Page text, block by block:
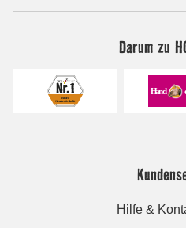
Darum zu
Hilfe &